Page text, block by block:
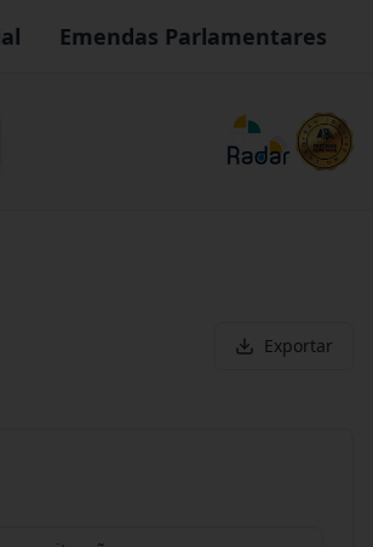
Emendas Parlamentares
Exportar